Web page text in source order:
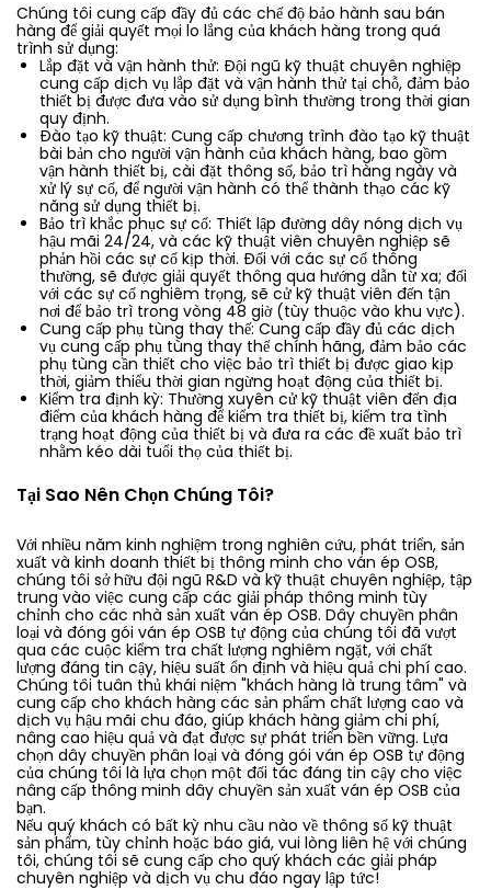
Chúng tôi cung cấp đầy đủ các chế độ bảo hành sau bán
hàng để giải quyết mọi lo lắng của khách hàng trong quá
trình sử dụng:
Lắp đặt và vận hành thử: Đội ngũ kỹ thuật chuyên nghiệp
cung cấp dịch vụ lắp đặt và vận hành thử tại chỗ, đảm bảo
thiết bị được đưa vào sử dụng bình thường trong thời gian
quy định.
Đào tạo kỹ thuật: Cung cấp chương trình đào tạo kỹ thuật
bài bản cho người vận hành của khách hàng, bao gồm
vận hành thiết bị, cài đặt thông số, bảo trì hàng ngày và
xử lý sự cố, để người vận hành có thể thành thạo các kỹ
năng sử dụng thiết bị.
Bảo trì khắc phục sự cố: Thiết lập đường dây nóng dịch vụ
hậu mãi 24/24, và các kỹ thuật viên chuyên nghiệp sẽ
phản hồi các sự cố kịp thời. Đối với các sự cố thông
thường, sẽ được giải quyết thông qua hướng dẫn từ xa; đối
với các sự cố nghiêm trọng, sẽ cử kỹ thuật viên đến tận
nơi để bảo trì trong vòng 48 giờ (tùy thuộc vào khu vực).
Cung cấp phụ tùng thay thế: Cung cấp đầy đủ các dịch
vụ cung cấp phụ tùng thay thế chính hãng, đảm bảo các
phụ tùng cần thiết cho việc bảo trì thiết bị được giao kịp
thời, giảm thiểu thời gian ngừng hoạt động của thiết bị.
Kiểm tra định kỳ: Thường xuyên cử kỹ thuật viên đến địa
điểm của khách hàng để kiểm tra thiết bị, kiểm tra tình
trạng hoạt động của thiết bị và đưa ra các đề xuất bảo trì
nhằm kéo dài tuổi thọ của thiết bị.
Tại Sao Nên Chọn Chúng Tôi?
Với nhiều năm kinh nghiệm trong nghiên cứu, phát triển, sản
xuất và kinh doanh thiết bị thông minh cho ván ép OSB,
chúng tôi sở hữu đội ngũ R&D và kỹ thuật chuyên nghiệp, tập
trung vào việc cung cấp các giải pháp thông minh tùy
chỉnh cho các nhà sản xuất ván ép OSB. Dây chuyền phân
loại và đóng gói ván ép OSB tự động của chúng tôi đã vượt
qua các cuộc kiểm tra chất lượng nghiêm ngặt, với chất
lượng đáng tin cậy, hiệu suất ổn định và hiệu quả chi phí cao.
Chúng tôi tuân thủ khái niệm "khách hàng là trung tâm" và
cung cấp cho khách hàng các sản phẩm chất lượng cao và
dịch vụ hậu mãi chu đáo, giúp khách hàng giảm chi phí,
nâng cao hiệu quả và đạt được sự phát triển bền vững. Lựa
chọn dây chuyền phân loại và đóng gói ván ép OSB tự động
của chúng tôi là lựa chọn một đối tác đáng tin cậy cho việc
nâng cấp thông minh dây chuyền sản xuất ván ép OSB của
bạn.
Nếu quý khách có bất kỳ nhu cầu nào về thông số kỹ thuật
sản phẩm, tùy chỉnh hoặc báo giá, vui lòng liên hệ với chúng
tôi, chúng tôi sẽ cung cấp cho quý khách các giải pháp
chuyên nghiệp và dịch vụ chu đáo ngay lập tức!